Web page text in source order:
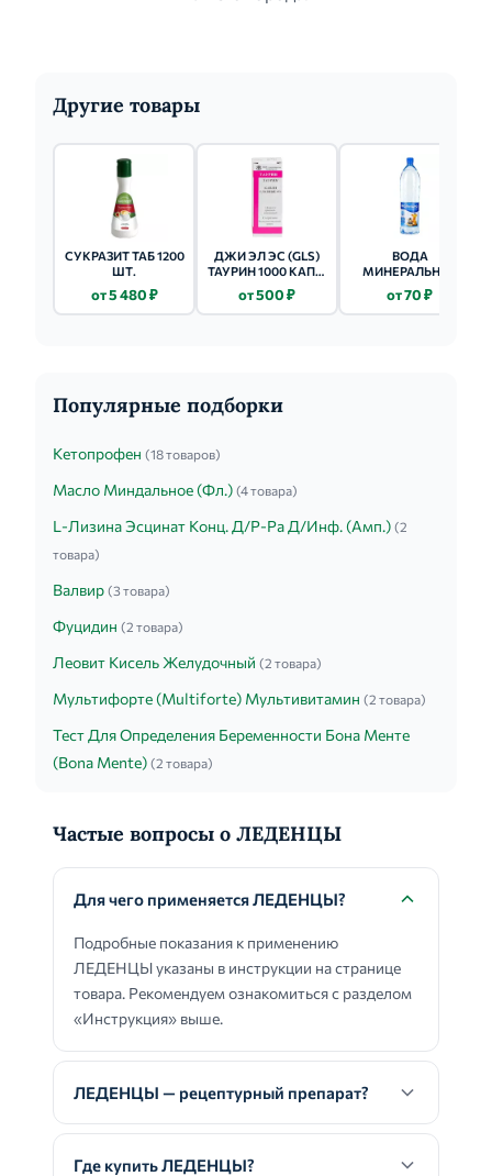
Другие товары
СУКРАЗИТ ТАБ 1200
ШТ.
от 5 480 ₽
ДЖИ ЭЛ ЭС (GLS)
ТАУРИН 1000 КАПС.
от 500 ₽
ВОДА
МИНЕРАЛЬНАЯ
ИСТОЧНИК 1Л
НЕГАЗИРОВАННАЯ
от 70 ₽
Популярные подборки
Кетопрофен (18 товаров)
Масло Миндальное (Фл.) (4 товара)
L-Лизина Эсцинат Конц. Д/Р-Ра Д/Инф. (Амп.) (2
товара)
Валвир (3 товара)
Фуцидин (2 товара)
Леовит Кисель Желудочный (2 товара)
Мультифорте (Multiforte) Мультивитамин (2 товара)
Тест Для Определения Беременности Бона Менте
(Bona Mente) (2 товара)
Частые вопросы о ЛЕДЕНЦЫ
Для чего применяется ЛЕДЕНЦЫ?
Подробные показания к применению
ЛЕДЕНЦЫ указаны в инструкции на странице
товара. Рекомендуем ознакомиться с разделом
«Инструкция» выше.
ЛЕДЕНЦЫ — рецептурный препарат?
Где купить ЛЕДЕНЦЫ?